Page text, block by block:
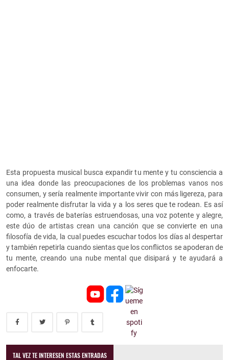
Esta propuesta musical busca expandir tu mente y tu consciencia a
una idea donde las preocupaciones de los problemas vanos nos
consumen, y sería realmente importante vivir con más ligereza, para
poder realmente disfrutar la vida y a los seres que te rodean. Es así
como, a través de baterías estruendosas, una voz potente y alegre,
este dúo de artistas crean una canción que se convierte en una
filosofía de vida, la cual puedes escuchar todos los días al despertar
y también repetirla cuando sientas que los conflictos se apoderan de
tu mente, creando una nube mental que disipará y te ayudará a
enfocarte.
TAL VEZ TE INTERESEN ESTAS ENTRADAS